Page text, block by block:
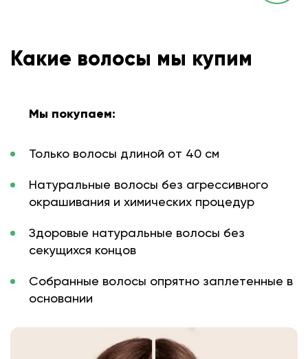
Какие волосы мы купим
Мы покупаем:
Только волосы длиной от 40 см
Натуральные волосы без агрессивного
окрашивания и химических процедур
Здоровые натуральные волосы без
секущихся концов
Собранные волосы опрятно заплетенные в
основании